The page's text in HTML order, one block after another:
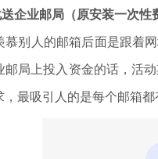
企业邮局（原安装一次性
人的邮箱后面是跟着网
邮局上投入资金的话，活
最吸引人的是每个邮箱都